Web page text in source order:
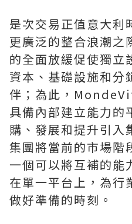
是次交易正值意大利
更廣泛的整合浪潮之
的全面放緩促使獨立
資本、基礎設施和分
伴；為此，
具備內部建立能力的
購、發展和提升引入
集團將當前的市場階
一個可以將互補的能
在單一平台上，為行
做好準備的時刻。